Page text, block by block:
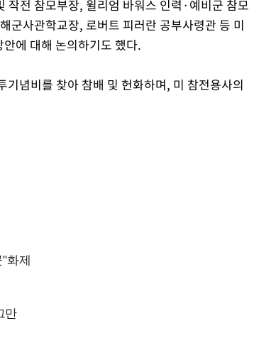
작전 참모부장, 윌리엄 바워스 인력·예비군 참모
군사관학교장, 로버트 피러란 공부사령관 등 미
에 대해 논의하기도 했다.
념비를 찾아 참배 및 헌화하며, 미 참전용사의